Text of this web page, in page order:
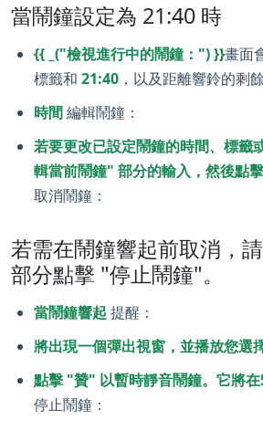
當鬧鐘設定為 21:40 時
{{ _("檢視進行中的鬧鐘：") }}畫面
標籤和 21:40 ，以及距離響鈴的剩餘
時間編輯鬧鐘：
若要更改已設定鬧鐘的時間、標籤
輯當前鬧鐘" 部分的輸入，然後點
取消鬧鐘：
若需在鬧鐘響起前取消，
部分點擊 "停止鬧鐘"。
當鬧鐘響起 提醒：
將出現一個彈出視窗，並播放您選
點擊 "贊" 以暫時靜音鬧鐘。它將在
停止鬧鐘：